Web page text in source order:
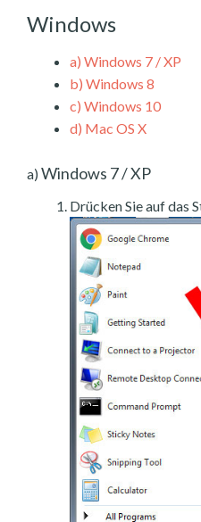
Windows
a) Windows 7 / XP
b) Windows 8
c) Windows 10
d) Mac OS X
a) Windows 7 / XP
Drücken Sie auf das